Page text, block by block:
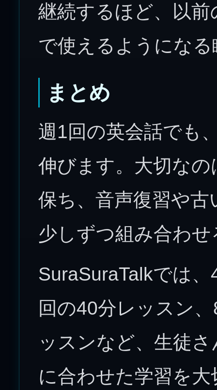
継続するほど、以
で使えるようにな
まとめ
週1回の英会話でも
伸びます。大切な
保ち、音声復習や
少しずつ組み合わ
SuraSuraTalkでは
回の40分レッスン
ッスンなど、生徒
に合わせた学習を